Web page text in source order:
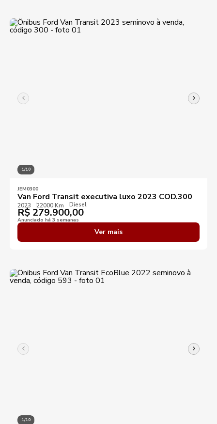
1/10
JEM0300
Van Ford Transit executiva luxo 2023 COD.300
2023 22000 Km Diesel
R$ 279.900,00
Anunciado há 3 semanas
Ver mais
1/10